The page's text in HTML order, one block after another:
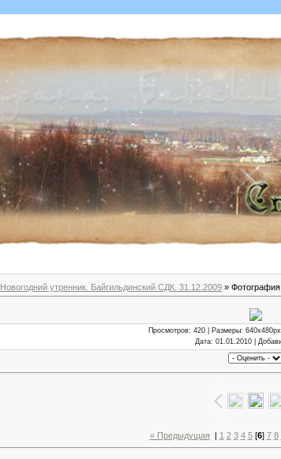
Новогодний утренник. Байгильдинский СДК. 31.12.2009 »
Просмотров: 420 | Размеры:
Дата: 01.01.2010 |
« Предыдущая 1 2 3 4 5[6] 7 8